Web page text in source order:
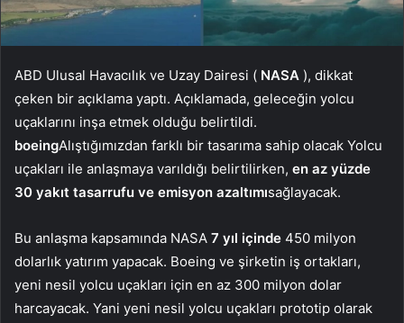
ABD Ulusal Havacılık ve Uzay Dairesi ( NASA ), dikkat
çeken bir açıklama yaptı. Açıklamada, geleceğin yolcu
uçaklarını inşa etmek olduğu belirtildi.
boeingAlıştığımızdan farklı bir tasarıma sahip olacak Yolcu
uçakları ile anlaşmaya varıldığı belirtilirken, en az yüzde
30 yakıt tasarrufu ve emisyon azaltımısağlayacak.
Bu anlaşma kapsamında NASA 7 yıl içinde 450 milyon
dolarlık yatırım yapacak. Boeing ve şirketin iş ortakları,
yeni nesil yolcu uçakları için en az 300 milyon dolar
harcayacak. Yani yeni nesil yolcu uçakları prototip olarak